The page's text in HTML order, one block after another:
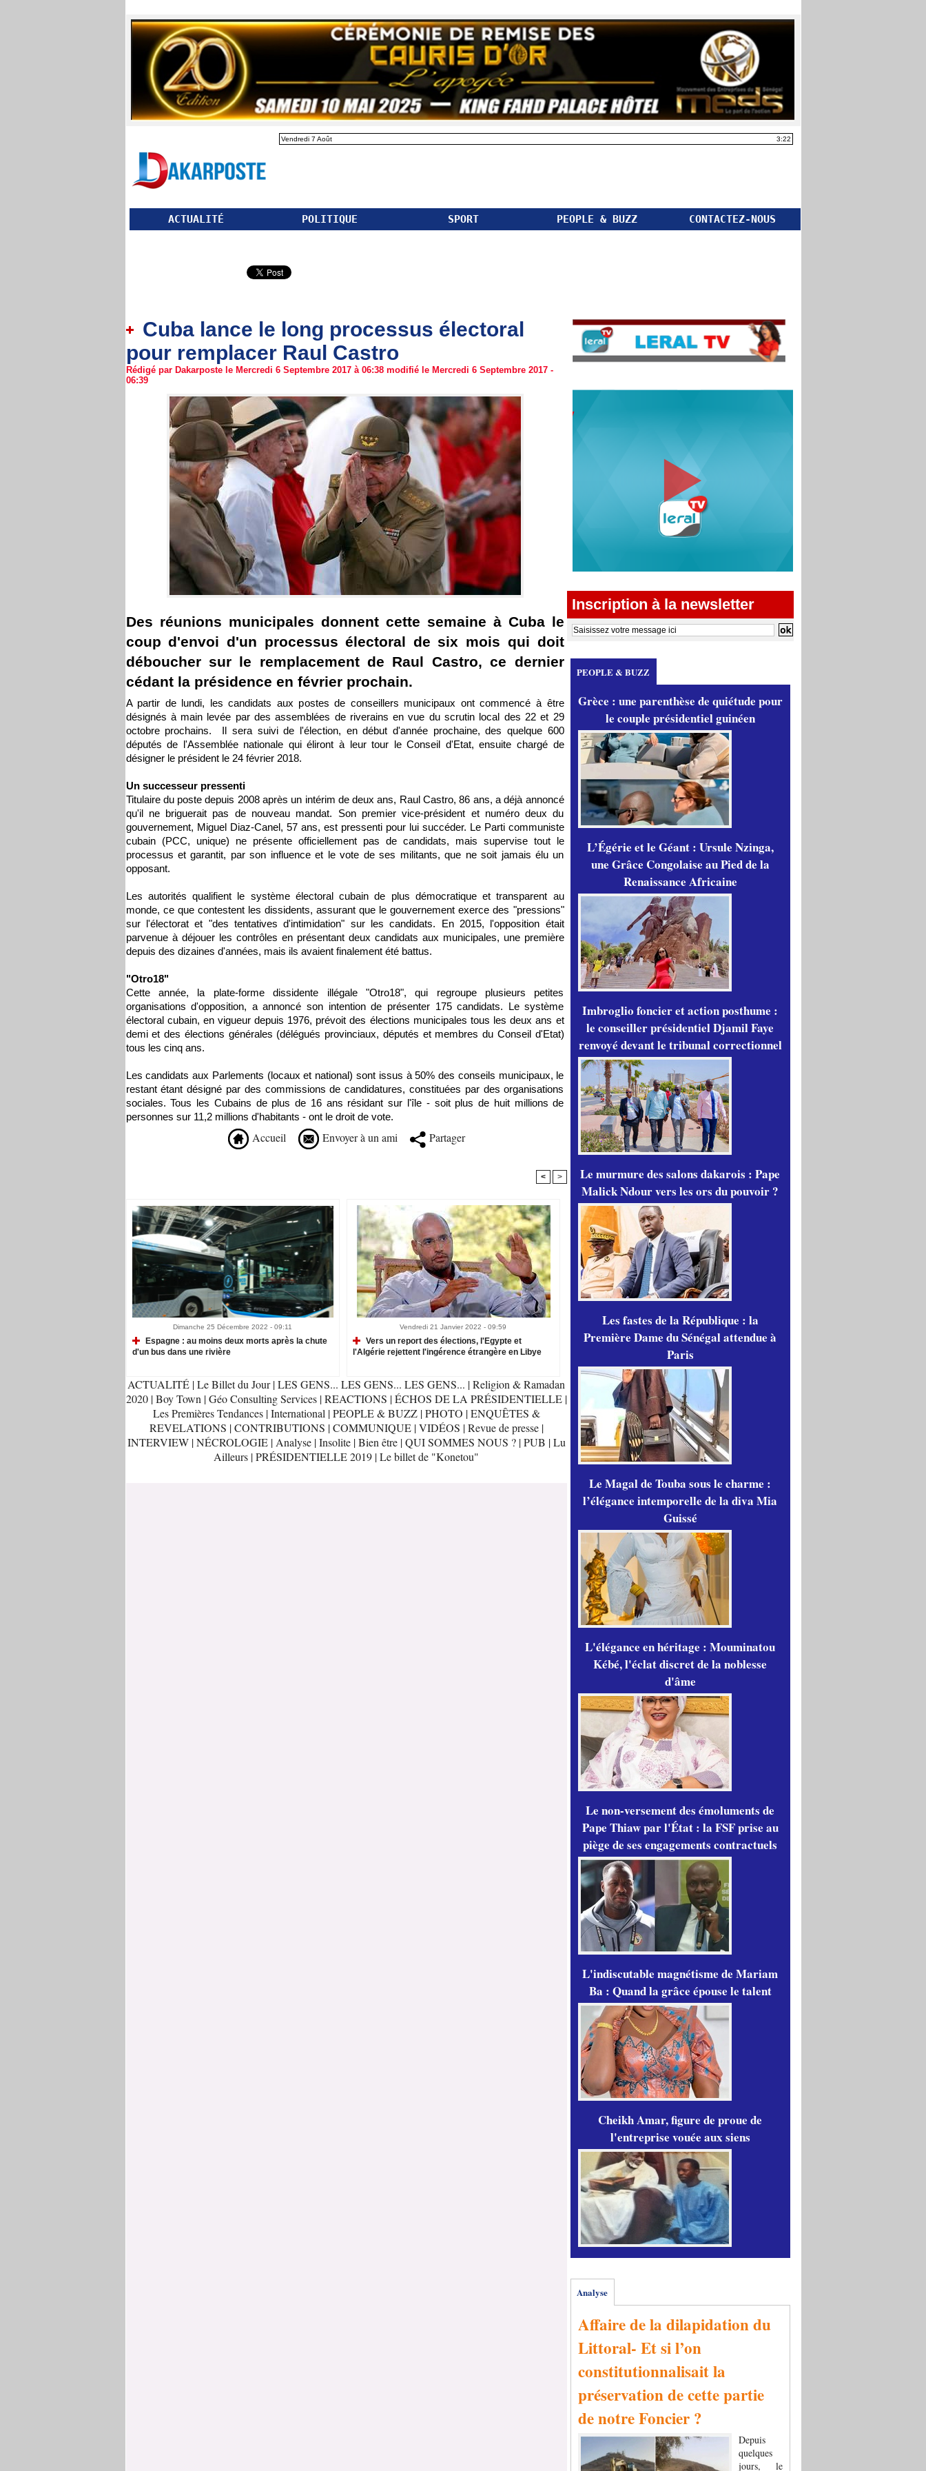
Vendredi 7 Août 3:22
ACTUALITÉ POLITIQUE SPORT PEOPLE & BUZZ CONTACTEZ-NOUS
Cuba lance le long processus électoral
pour remplacer Raul Castro
Rédigé par Dakarposte le Mercredi 6 Septembre 2017 à 06:38 modifié le Mercredi 6 Septembre 2017 -
06:39
Des réunions municipales donnent cette semaine à Cuba le
coup d'envoi d'un processus électoral de six mois qui doit
déboucher sur le remplacement de Raul Castro, ce dernier
cédant la présidence en février prochain.
A partir de lundi, les candidats aux postes de conseillers municipaux ont commencé à être
désignés à main levée par des assemblées de riverains en vue du scrutin local des 22 et 29
octobre prochains. Il sera suivi de l'élection, en début d'année prochaine, des quelque 600
députés de l'Assemblée nationale qui éliront à leur tour le Conseil d'Etat, ensuite chargé de
désigner le président le 24 février 2018.
Un successeur pressenti
Titulaire du poste depuis 2008 après un intérim de deux ans, Raul Castro, 86 ans, a déjà annoncé
qu'il ne briguerait pas de nouveau mandat. Son premier vice-président et numéro deux du
gouvernement, Miguel Diaz-Canel, 57 ans, est pressenti pour lui succéder. Le Parti communiste
cubain (PCC, unique) ne présente officiellement pas de candidats, mais supervise tout le
processus et garantit, par son influence et le vote de ses militants, que ne soit jamais élu un
opposant.
Les autorités qualifient le système électoral cubain de plus démocratique et transparent au
monde, ce que contestent les dissidents, assurant que le gouvernement exerce des "pressions"
sur l'électorat et "des tentatives d'intimidation" sur les candidats. En 2015, l'opposition était
parvenue à déjouer les contrôles en présentant deux candidats aux municipales, une première
depuis des dizaines d'années, mais ils avaient finalement été battus.
"Otro18"
Cette année, la plate-forme dissidente illégale "Otro18", qui regroupe plusieurs petites
organisations d'opposition, a annoncé son intention de présenter 175 candidats. Le système
électoral cubain, en vigueur depuis 1976, prévoit des élections municipales tous les deux ans et
demi et des élections générales (délégués provinciaux, députés et membres du Conseil d'Etat)
tous les cinq ans.
Les candidats aux Parlements (locaux et national) sont issus à 50% des conseils municipaux, le
restant étant désigné par des commissions de candidatures, constituées par des organisations
sociales. Tous les Cubains de plus de 16 ans résidant sur l'île - soit plus de huit millions de
personnes sur 11,2 millions d'habitants - ont le droit de vote.
Accueil Envoyer à un ami Partager
< >
Dimanche 25 Décembre 2022 - 09:11
Espagne : au moins deux morts après la chute
d'un bus dans une rivière
Vendredi 21 Janvier 2022 - 09:59
Vers un report des élections, l'Egypte et
l'Algérie rejettent l'ingérence étrangère en Libye
ACTUALITÉ |Le Billet du Jour |LES GENS... LES GENS... LES GENS... |Religion & Ramadan
2020 |Boy Town |Géo Consulting Services |REACTIONS |ÉCHOS DE LA PRÉSIDENTIELLE |
Les Premières Tendances |International |PEOPLE & BUZZ |PHOTO |ENQUÊTES &
REVELATIONS |CONTRIBUTIONS |COMMUNIQUE |VIDÉOS |Revue de presse |
INTERVIEW |NÉCROLOGIE |Analyse |Insolite |Bien être |QUI SOMMES NOUS ? |PUB |Lu
Ailleurs |PRÉSIDENTIELLE 2019 |Le billet de "Konetou"
Inscription à la newsletter
PEOPLE & BUZZ
Grèce : une parenthèse de quiétude pour
le couple présidentiel guinéen
L’Égérie et le Géant : Ursule Nzinga,
une Grâce Congolaise au Pied de la
Renaissance Africaine
Imbroglio foncier et action posthume :
le conseiller présidentiel Djamil Faye
renvoyé devant le tribunal correctionnel
Le murmure des salons dakarois : Pape
Malick Ndour vers les ors du pouvoir ?
Les fastes de la République : la
Première Dame du Sénégal attendue à
Paris
Le Magal de Touba sous le charme :
l’élégance intemporelle de la diva Mia
Guissé
L'élégance en héritage : Mouminatou
Kébé, l'éclat discret de la noblesse
d'âme
Le non-versement des émoluments de
Pape Thiaw par l'État : la FSF prise au
piège de ses engagements contractuels
L'indiscutable magnétisme de Mariam
Ba : Quand la grâce épouse le talent
Cheikh Amar, figure de proue de
l'entreprise vouée aux siens
Analyse
Affaire de la dilapidation du
Littoral- Et si l’on
constitutionnalisait la
préservation de cette partie
de notre Foncier ?
Depuis
quelques
jours, le